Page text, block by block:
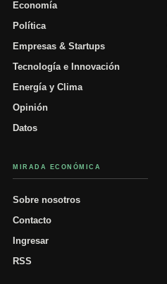
Economía
Política
Empresas & Startups
Tecnología e Innovación
Energía y Clima
Opinión
Datos
MIRADA ECONÓMICA
Sobre nosotros
Contacto
Ingresar
RSS